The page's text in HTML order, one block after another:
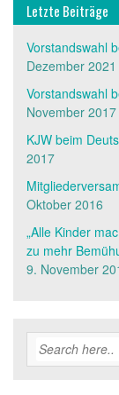
Letzte Beiträge
Vorstandswahl
Dezember 2021
Vorstandswahl
November 2017
KJW beim
2017
Oktober 2016
„Alle Kinder
zu mehr
9. November